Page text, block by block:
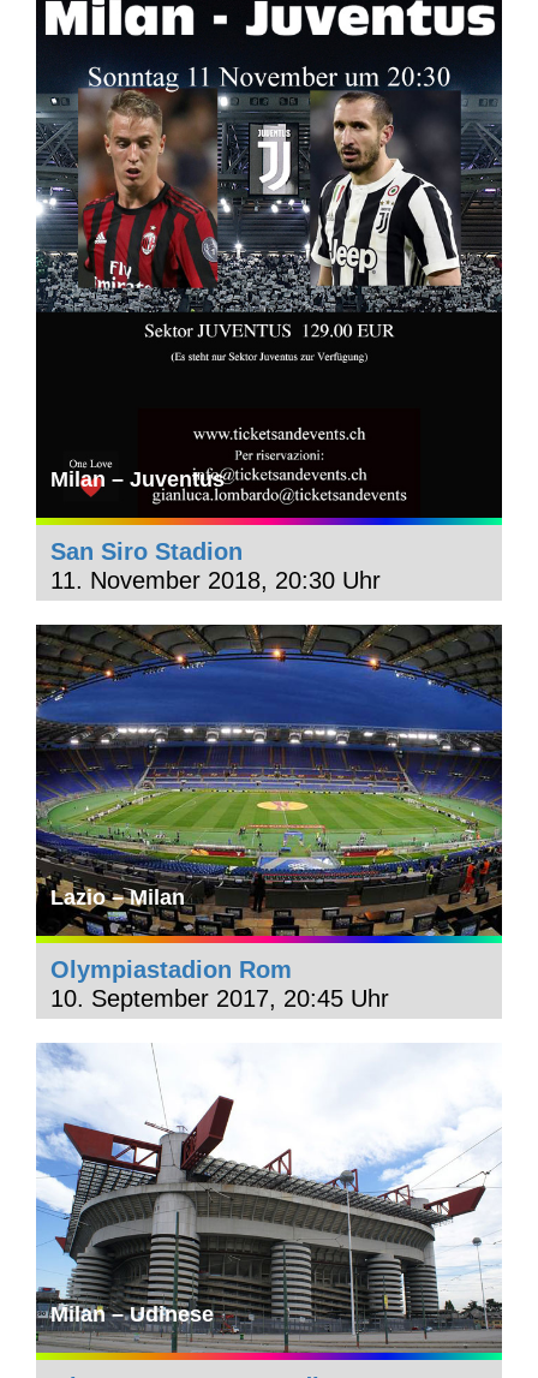
Milan – Juventus
San Siro Stadion
11. November 2018, 20:30 Uhr
Lazio – Milan
Olympiastadion Rom
10. September 2017, 20:45 Uhr
Milan – Udinese